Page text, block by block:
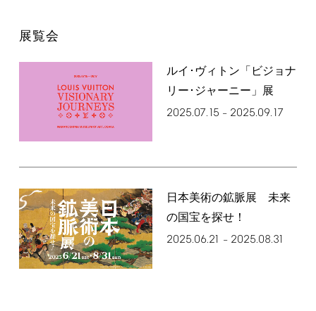
展覧会
ルイ･ヴィトン「ビジョナ
リー･ジャーニー」展
2025.07.15 – 2025.09.17
日本美術の鉱脈展 未来
の国宝を探せ！
2025.06.21 – 2025.08.31